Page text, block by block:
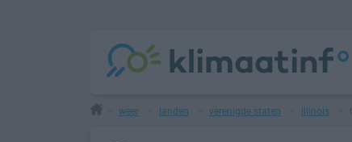
weer landen verenigde staten illinois